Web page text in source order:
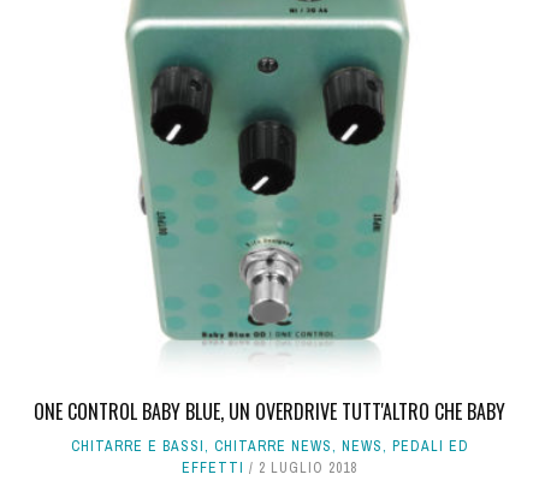
ONE CONTROL BABY BLUE, UN OVERDRIVE TUTT'ALTRO CHE BABY
CHITARRE E BASSI, CHITARRE NEWS, NEWS, PEDALI ED
EFFETTI
2 LUGLIO 2018